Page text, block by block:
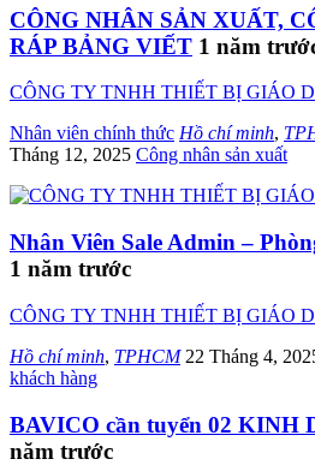
CÔNG NHÂN SẢN XUẤT,
RÁP BẢNG VIẾT 1 năm
CÔNG TY TNHH THIẾT BỊ GIÁO
Nhân viên chính thức Hồ chí minh,
Tháng 12, 2025 Công nhân sản xuất
Nhân Viên Sale Admin –
1 năm trước
CÔNG TY TNHH THIẾT BỊ GIÁO
Hồ chí minh, TPHCM 22 Tháng 4,
khách hàng
BAVICO cần tuyển 02 KINH
năm trước